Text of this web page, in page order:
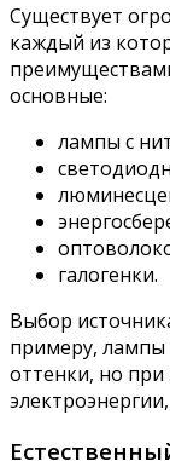
Существует
каждый из
основные:
лампы с
галогенки.
Выбор
примеру, лампы
оттенки, но